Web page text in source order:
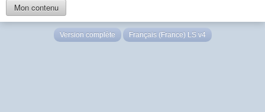
Mon contenu
Version complète Français (France) LS v4